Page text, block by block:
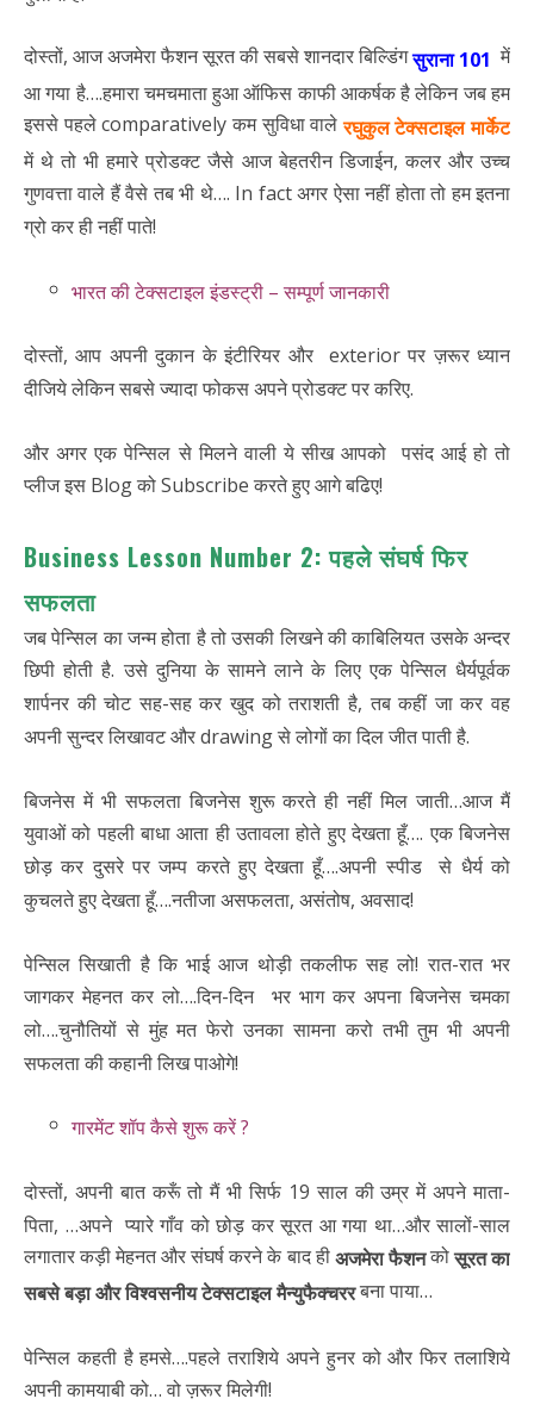
दोस्तों, आज अजमेरा फैशन सूरत की सबसे शानदार बिल्डिंगसुराना 101 में
आ गया है….हमारा चमचमाता हुआ ऑफिस काफी आकर्षक है लेकिन जब हम
इससे पहले comparatively कम सुविधा वालेरघुकुल टेक्सटाइल मार्केट
में थे तो भी हमारे प्रोडक्ट जैसे आज बेहतरीन डिजाईन, कलर और उच्च
गुणवत्ता वाले हैं वैसे तब भी थे…. In fact अगर ऐसा नहीं होता तो हम इतना
ग्रो कर ही नहीं पाते!
भारत की टेक्सटाइल इंडस्ट्री – सम्पूर्ण जानकारी
दोस्तों, आप अपनी दुकान के इंटीरियर और exterior पर ज़रूर ध्यान
दीजिये लेकिन सबसे ज्यादा फोकस अपने प्रोडक्ट पर करिए.
और अगर एक पेन्सिल से मिलने वाली ये सीख आपको पसंद आई हो तो
प्लीज इस Blog को Subscribe करते हुए आगे बढिए!
Business Lesson Number 2: पहले संघर्ष फिर
सफलता
जब पेन्सिल का जन्म होता है तो उसकी लिखने की काबिलियत उसके अन्दर
छिपी होती है. उसे दुनिया के सामने लाने के लिए एक पेन्सिल धैर्यपूर्वक
शार्पनर की चोट सह-सह कर खुद को तराशती है, तब कहीं जा कर वह
अपनी सुन्दर लिखावट और drawing से लोगों का दिल जीत पाती है.
बिजनेस में भी सफलता बिजनेस शुरू करते ही नहीं मिल जाती…आज मैं
युवाओं को पहली बाधा आता ही उतावला होते हुए देखता हूँ…. एक बिजनेस
छोड़ कर दुसरे पर जम्प करते हुए देखता हूँ….अपनी स्पीड से धैर्य को
कुचलते हुए देखता हूँ….नतीजा असफलता, असंतोष, अवसाद!
पेन्सिल सिखाती है कि भाई आज थोड़ी तकलीफ सह लो! रात-रात भर
जागकर मेहनत कर लो….दिन-दिन भर भाग कर अपना बिजनेस चमका
लो….चुनौतियों से मुंह मत फेरो उनका सामना करो तभी तुम भी अपनी
सफलता की कहानी लिख पाओगे!
गारमेंट शॉप कैसे शुरू करें ?
दोस्तों, अपनी बात करूँ तो मैं भी सिर्फ 19 साल की उम्र में अपने माता-
पिता, …अपने प्यारे गाँव को छोड़ कर सूरत आ गया था…और सालों-साल
लगातार कड़ी मेहनत और संघर्ष करने के बाद हीअजमेरा फैशनकोसूरत का
सबसे बड़ा और विश्वसनीय टेक्सटाइल मैन्युफैक्चररबना पाया…
पेन्सिल कहती है हमसे….पहले तराशिये अपने हुनर को और फिर तलाशिये
अपनी कामयाबी को… वो ज़रूर मिलेगी!